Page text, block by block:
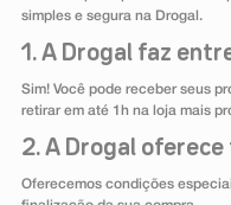
simples e segura na Drogal.
1. A Drogal faz
Sim! Você pode receber seus
retirar em até 1h na loja mais
2. A Drogal
Oferecemos condições